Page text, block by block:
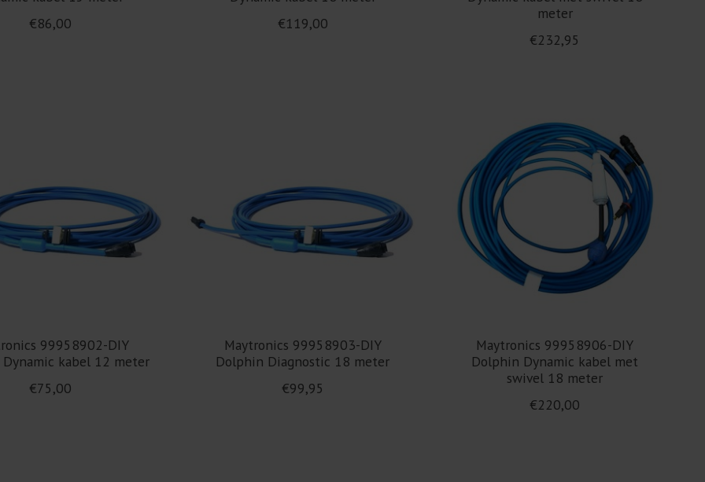
€86,00
€119,00
meter
€232,95
99958902-DIY
kabel 12 meter
€75,00
Maytronics 99958903-DIY
Dolphin Diagnostic 18 meter
€99,95
Maytronics 99958906-DIY
Dolphin Dynamic kabel met
swivel 18 meter
€220,00